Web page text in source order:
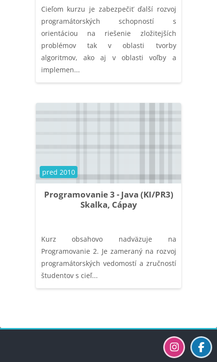
Cieľom kurzu je zabezpečiť ďalší rozvoj
programátorských schopností s
orientáciou na riešenie zložitejších
problémov tak v oblasti tvorby
algoritmov, ako aj v oblasti voľby a
implemen...
Programovanie 3 - Java (KI/PR3)
Skalka, Cápay
Course category
pred 2010
Kurz obsahovo nadväzuje na
Programovanie 2. Je zameraný na rozvoj
programátorských vedomostí a zručností
študentov s cieľ...